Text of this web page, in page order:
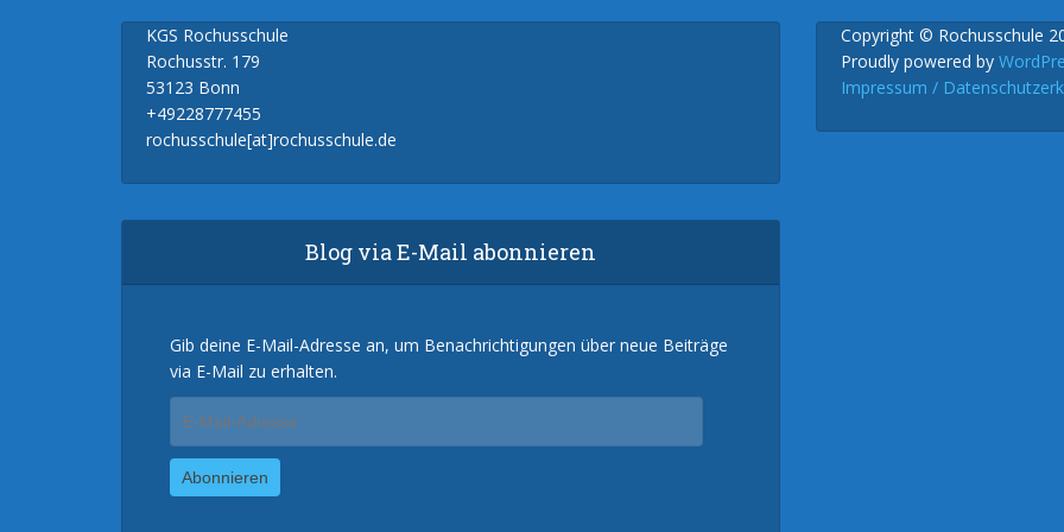
KGS Rochusschule
Rochusstr. 179
53123 Bonn
+49228777455
rochusschule[at]rochusschule.de
Blog via E-Mail abonnieren
Gib deine E-Mail-Adresse an, um Benachrichtigungen über neue Beiträge
via E-Mail zu erhalten.
Mail-
Adresse
Abonnieren
Copyright © Rochusschule
Proudly powered by
Impressum /